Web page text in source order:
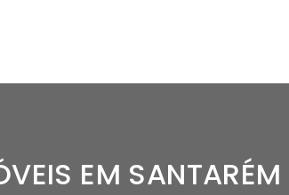
EM SANTARÉM